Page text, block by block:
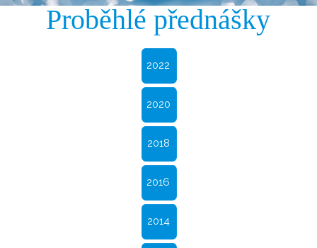
Proběhlé přednášky
2022
2020
2018
2016
2014